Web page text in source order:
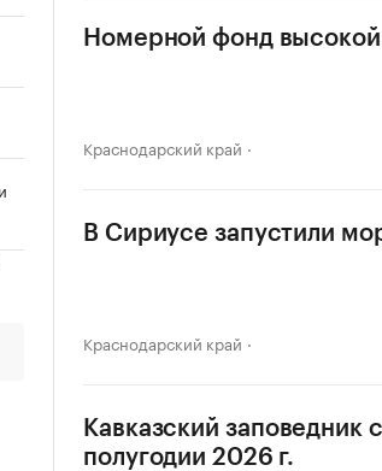
Номерной фонд высокой
Краснодарский край
В Сириусе запустили
Краснодарский край
Кавказский заповедник
полугодии 2026 г.